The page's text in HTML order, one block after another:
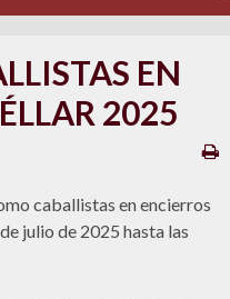
EN
2025
caballistas en encierros
julio de 2025 hasta las